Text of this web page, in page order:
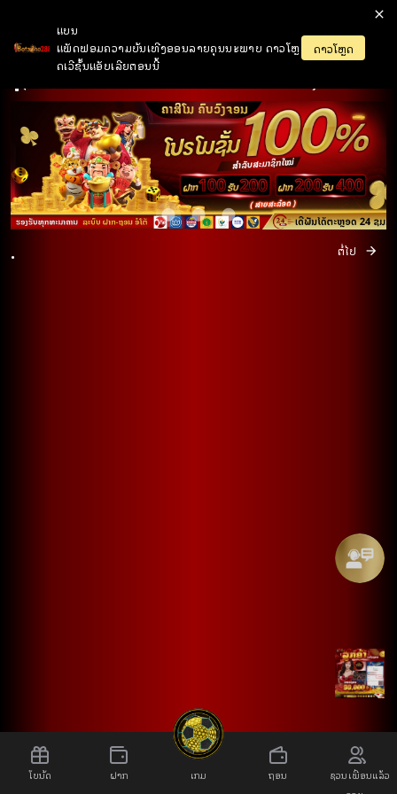
ແບນ
ແພັດຟອມຄວາມບັນເທີງອອນລາຍຄຸນນະພາບ ດາວໂຫຼ
ດເວີຊັ້ນແອັບເລີຍຕອນນີ້
ດາວໂຫຼດ
ເປີດບັນຊີ
. ຕໍ່ໄປ
ໂບນັດ ຝາກ ເກມ ຖອນ
ຊວນເພື່ອນແລ້ວ